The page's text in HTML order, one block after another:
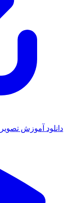
دانلود آموزش